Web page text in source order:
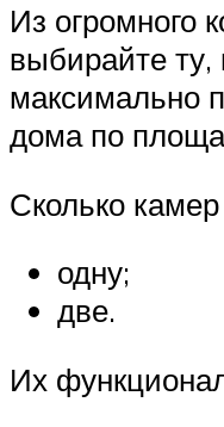
Из огромного
выбирайте ту,
максимально
дома по
Сколько
одну;
две.
Их